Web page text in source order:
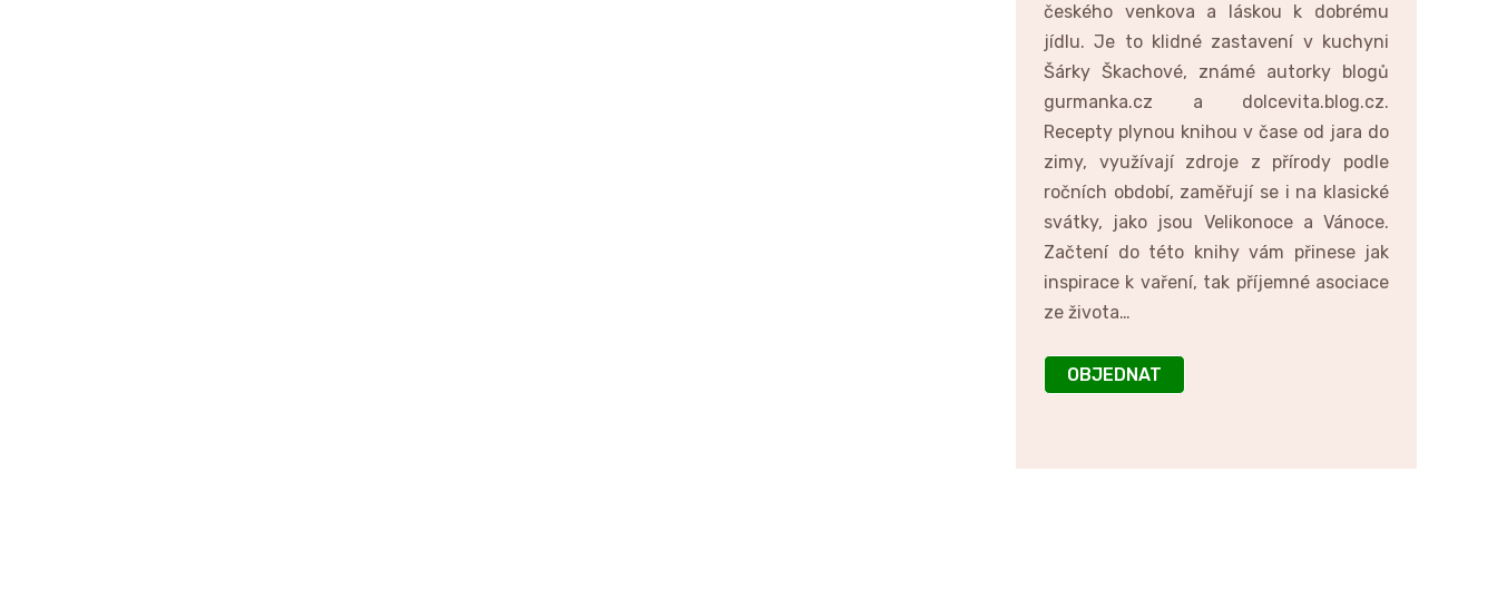
českého venkova a láskou k dobrému
jídlu. Je to klidné zastavení v kuchyni
Šárky Škachové, známé autorky blogů
gurmanka.cz a dolcevita.blog.cz.
Recepty plynou knihou v čase od jara do
zimy, využívají zdroje z přírody podle
ročních období, zaměřují se i na klasické
svátky, jako jsou Velikonoce a Vánoce.
Začtení do této knihy vám přinese jak
inspirace k vaření, tak příjemné asociace
ze života…
OBJEDNAT